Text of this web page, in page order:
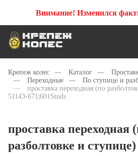
Внимание! Изменился
Крепеж колес — Каталог —
—
Переходные —
По ступице и
—
проставка переходная (по
51143-671|601Studs
проставка переходная
разболтовке и ступице)